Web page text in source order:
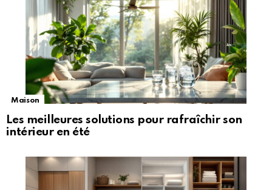
Maison
Les meilleures solutions pour rafraîchir son
intérieur en été